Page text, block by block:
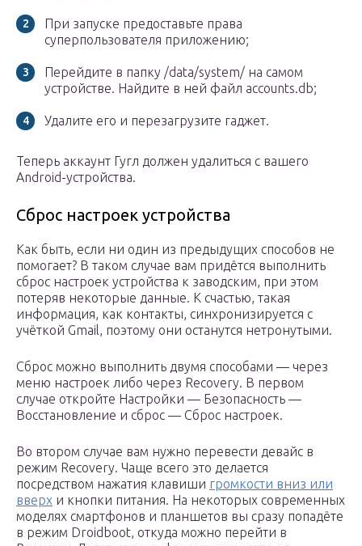
При запуске предоставьте права
суперпользователя приложению;
Перейдите в папку /data/system/ на самом
устройстве. Найдите в ней файл accounts.db;
Удалите его и перезагрузите гаджет.
Теперь аккаунт Гугл должен удалиться с вашего
Android-устройства.
Сброс настроек устройства
Как быть, если ни один из предыдущих способов не
помогает? В таком случае вам придётся выполнить
сброс настроек устройства к заводским, при этом
потеряв некоторые данные. К счастью, такая
информация, как контакты, синхронизируется с
учёткой Gmail, поэтому они останутся нетронутыми.
Сброс можно выполнить двумя способами — через
меню настроек либо через Recovery. В первом
случае откройте Настройки — Безопасность —
Восстановление и сброс — Сброс настроек.
Во втором случае вам нужно перевести девайс в
режим Recovery. Чаще всего это делается
посредством нажатия клавиши громкости вниз или
вверх и кнопки питания. На некоторых современных
моделях смартфонов и планшетов вы сразу попадёте
в режим Droidboot, откуда можно перейти в